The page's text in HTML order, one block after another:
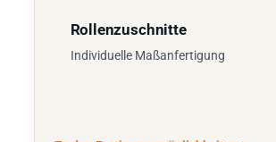
Rollenzuschnitte
Individuelle Maßanfertigung